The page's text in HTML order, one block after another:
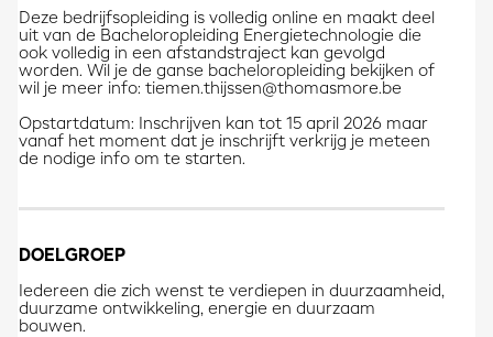
Deze bedrijfsopleiding is volledig online en maakt deel
uit van de Bacheloropleiding Energietechnologie die
ook volledig in een afstandstraject kan gevolgd
worden. Wil je de ganse bacheloropleiding bekijken of
wil je meer info: tiemen.thijssen@thomasmore.be
Opstartdatum: Inschrijven kan tot 15 april 2026 maar
vanaf het moment dat je inschrijft verkrijg je meteen
de nodige info om te starten.
DOELGROEP
Iedereen die zich wenst te verdiepen in duurzaamheid,
duurzame ontwikkeling, energie en duurzaam
bouwen.